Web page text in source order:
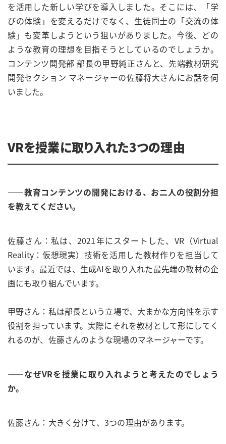
を活用した新しい学びを導入しました。そこには、「学
びの体験」を変えるだけでなく、生徒同士の「交流の体
験」も変革しようという狙いがありました。今後、どの
ような教育の理想を目指そうとしているのでしょうか。
コンテンツ開発部 部長の甲野純正さんと、先端教材研究
開発セクション マネージャーの佐藤将大さんにお話を伺
いました。
VRを授業に取り入れた3つの理由
――教育コンテンツの開発における、お二人の役割分担
を教えてください。
佐藤さん：私は、2021年にスタートした、VR（Virtual
Reality：仮想現実）技術を活用した教材作りを担当して
います。最近では、生成AIを取り入れた最先端の教材の企
画にも取り組んでいます。
甲野さん：私は部長という立場で、大まかな方向性を示す
役割を担っています。実際にそれを教材として形にしてく
れるのが、佐藤さんのような現場のマネージャーです。
――なぜVRを授業に取り入れようと考えたのでしょう
か。
佐藤さん：大きく分けて、3つの理由があります。